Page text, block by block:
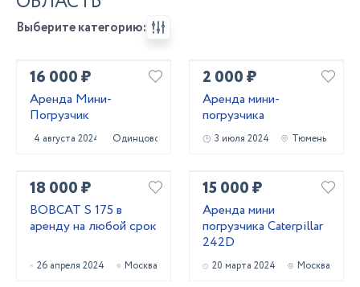
Выберите категорию:
16 000 ₽
Аренда Мини-
Погрузчик
4 августа 2024 Одинцово
2 000 ₽
Аренда мини-
погрузчика
3 июля 2024 Тюмень
18 000 ₽
BOBCAT S 175 в
аренду на любой срок
26 апреля 2024 Москва
15 000 ₽
Аренда мини
погрузчика Caterpillar
242D
20 марта 2024 Москва